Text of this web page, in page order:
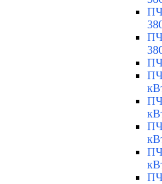
ПЧ
ПЧ
ПЧ
ПЧ
ПЧ
ПЧ
ПЧ
ПЧ